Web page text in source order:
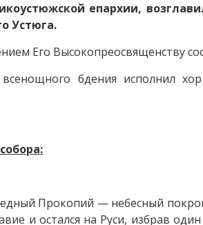
епархии,
Устюга.
Его Высокопреосвященству
всенощного бдения исполнил
Прокопий — небесный
и остался на Руси, избрав